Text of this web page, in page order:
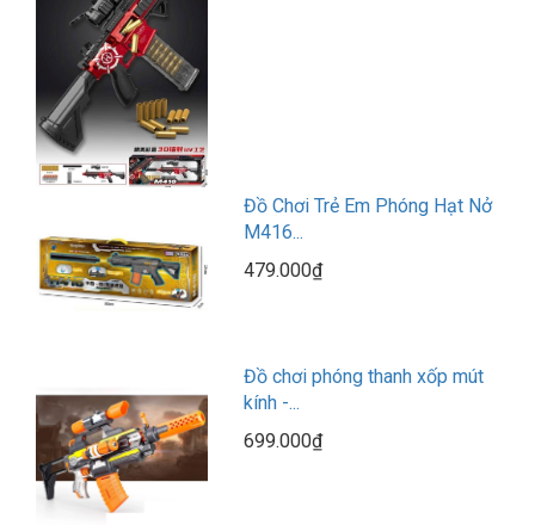
Đồ Chơi Trẻ Em Phóng Hạt Nở
M416...
479.000₫
Đồ chơi phóng thanh xốp mút
kính -...
699.000₫